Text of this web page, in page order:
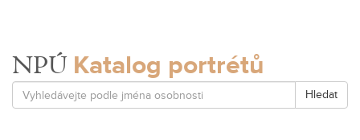
NPÚ Katalog portrétů
Hledat